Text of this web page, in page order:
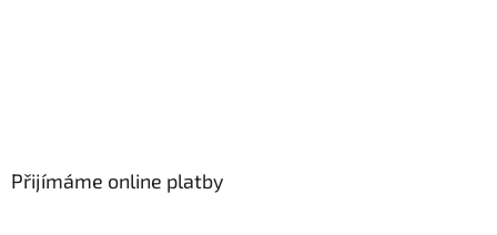
Přijímáme online platby